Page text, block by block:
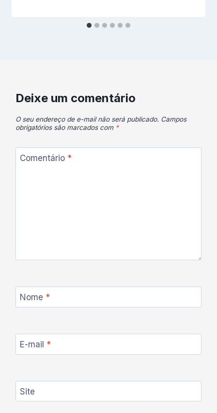
Deixe um comentário
O seu endereço de e-mail não será publicado. Campos
obrigatórios são marcados com *
Comentário *
Nome *
E-mail *
Site